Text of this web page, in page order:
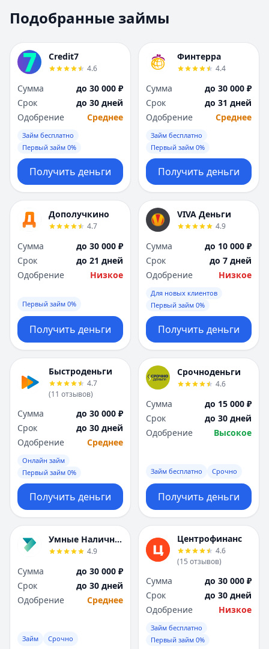
Набережные Челны
Нижний Новгород
Новокузнецк
Новосибирск
Омск
П
Пенза
Пермь
Р
Ростов-на-Дону
Рязань
С
Самара
Санкт-Петербург
Саратов
Сочи
Сургут
Т
Тверь
Тольятти
Томск
Тула
Тюмень
Ульяновск
Хабаровск
Ч
Чебоксары
Челябинск
Я
Ярославль
Вся Россия
Набережные
Нижний Новгород
Новокузнецк
Новосибирск
Омск
Оренбург
П
Пенза
Пермь
Р
Ростов-на-Дону
Рязань
С
Самара
Санкт-Петербург
Саратов
Сочи
Сургут
Т
Тверь
Тольятти
Томск
Тула
Тюмень
Ульяновск
Хабаровск
Ч
Чебоксары
Челябинск
Я
Ярославль
Вся Россия
Подобранные займы
Credit7
4.6
Сумма
до 30 000 ₽
Срок
до 30 дней
Одобрение
Среднее
Займ бесплатно
Первый займ 0%
Получить деньги
Финтерра
4.4
Сумма
до 30 000 ₽
Срок
до 31 дней
Одобрение
Среднее
Займ бесплатно
Первый займ 0%
Получить деньги
Дополучкино
4.7
Сумма
до 30 000 ₽
Срок
до 21 дней
Одобрение
Низкое
Первый займ 0%
Получить деньги
VIVA Деньги
4.9
Сумма
до 10 000 ₽
Срок
до 7 дней
Одобрение
Низкое
Для новых клиентов
Первый займ 0%
Получить деньги
Быстроденьги
4.7
(11 отзывов)
Сумма
до 30 000 ₽
Срок
до 30 дней
Одобрение
Среднее
Онлайн займ
Первый займ 0%
Получить деньги
Срочноденьги
4.6
Сумма
до 15 000 ₽
Срок
до 30 дней
Одобрение
Высокое
Займ бесплатно Срочно
Получить деньги
Умные Наличные
4.9
Сумма
до 30 000 ₽
Срок
до 30 дней
Одобрение
Среднее
Займ Срочно
Центрофинанс
4.6
(15 отзывов)
Сумма
до 30 000 ₽
Срок
до 30 дней
Одобрение
Низкое
Займ бесплатно
Первый займ 0%